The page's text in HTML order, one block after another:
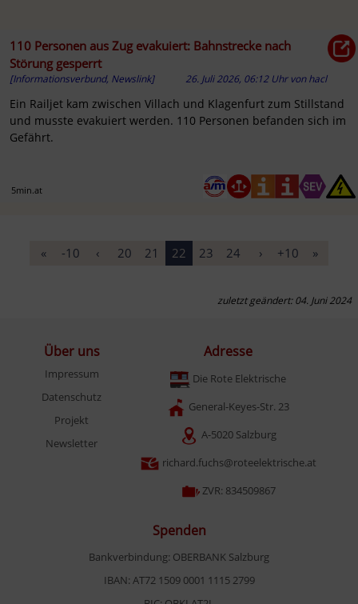
110 Personen aus Zug evakuiert: Bahnstrecke nach
Störung gesperrt
[Informationsverbund, Newslink] 26. Juli 2026, 06:12 Uhr vonhacl
Ein Railjet kam zwischen Villach und Klagenfurt zum Stillstand
und musste evakuiert werden. 110 Personen befanden sich im
Gefährt.
5min.at
« -10 ‹ 20 21 22 23 24 › +10 »
zuletzt geändert: 04. Juni 2024
Über uns
Impressum
Datenschutz
Projekt
Newsletter
Adresse
Die Rote Elektrische
General-Keyes-Str. 23
A-5020 Salzburg
richard.fuchs@roteelektrische.at
ZVR: 834509867
Spenden
Bankverbindung: OBERBANK Salzburg
IBAN: AT72 1509 0001 1115 2799